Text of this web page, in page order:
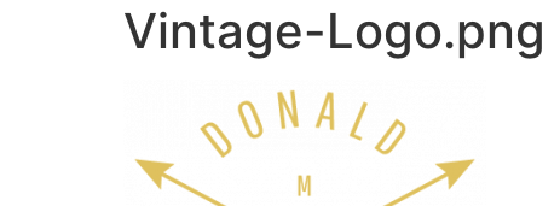
Vintage-Logo.png